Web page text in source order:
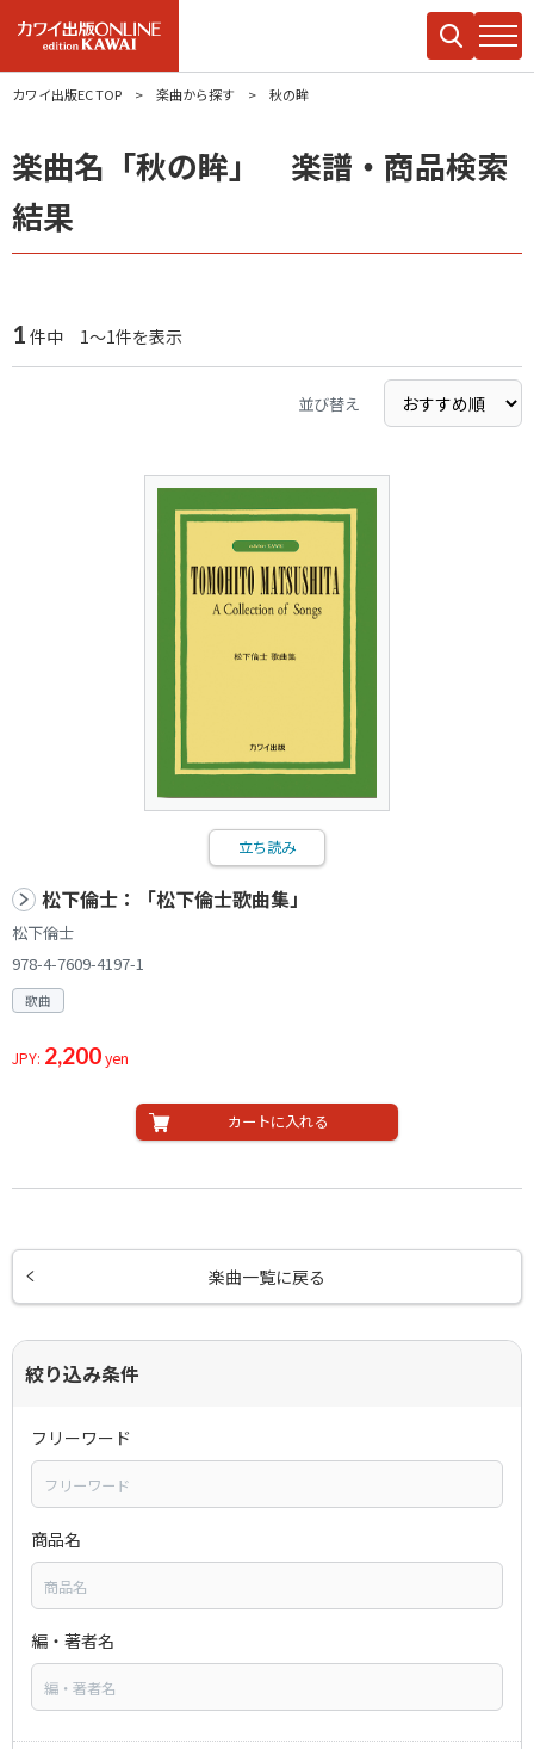
カワイ出版EC TOP 楽曲から探す 秋の眸
楽曲名「秋の眸」 楽譜・商品検索
結果
1 件中 1～1件を表示
並び替え
立ち読み
松下倫士：「松下倫士歌曲集」
松下倫士
978-4-7609-4197-1
歌曲
JPY: 2,200yen
カートに入れる
楽曲一覧に戻る
絞り込み条件
フリーワード
商品名
編・著者名